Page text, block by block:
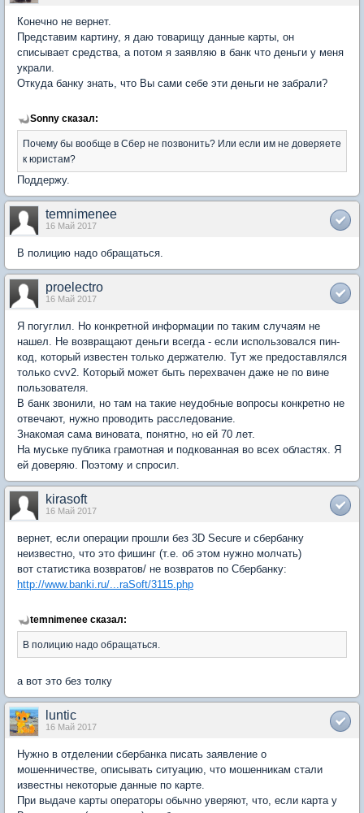
Конечно не вернет.
Представим картину, я даю товарищу данные карты, он
списывает средства, а потом я заявляю в банк что деньги у меня
украли.
Откуда банку знать, что Вы сами себе эти деньги не забрали?
Sonny сказал:
Почему бы вообще в Сбер не позвонить? Или если им не доверяете
к юристам?
Поддержу.
temnimenee
16 Май 2017
В полицию надо обращаться.
proelectro
16 Май 2017
Я погуглил. Но конкретной информации по таким случаям не
нашел. Не возвращают деньги всегда - если использовался пин-
код, который известен только держателю. Тут же предоставлялся
только cvv2. Который может быть перехвачен даже не по вине
пользователя.
В банк звонили, но там на такие неудобные вопросы конкретно не
отвечают, нужно проводить расследование.
Знакомая сама виновата, понятно, но ей 70 лет.
На муське публика грамотная и подкованная во всех областях. Я
ей доверяю. Поэтому и спросил.
kirasoft
16 Май 2017
вернет, если операции прошли без 3D Secure и сбербанку
неизвестно, что это фишинг (т.е. об этом нужно молчать)
вот статистика возвратов/ не возвратов по Сбербанку:
http://www.banki.ru/...raSoft/3115.php
temnimenee сказал:
В полицию надо обращаться.
а вот это без толку
luntic
16 Май 2017
Нужно в отделении сбербанка писать заявление о
мошенничестве, описывать ситуацию, что мошенникам стали
известны некоторые данные по карте.
При выдаче карты операторы обычно уверяют, что, если карта у